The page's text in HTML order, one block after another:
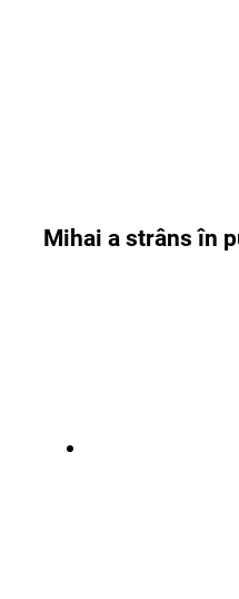
Mihai a strâns în